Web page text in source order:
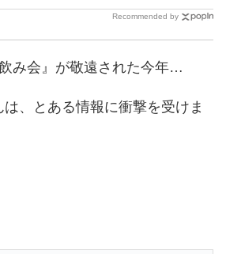
Recommended by
み会』が敬遠された今年…
は、とある情報に衝撃を受けま